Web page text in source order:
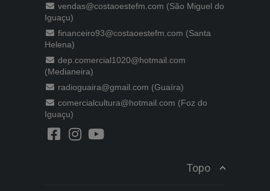
vendas@costaoestefm.com (São Miguel do
Iguaçu)
financeiro93@costaoestefm.com (Santa
Helena)
dep.comercial1020@hotmail.com
(Medianeira)
radioguaira@gmail.com (Guaíra)
comercialcultura@hotmail.com (Foz do
Iguaçu)
Topo